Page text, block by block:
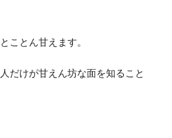
ことん甘えます。
だけが甘えん坊な面を知ること